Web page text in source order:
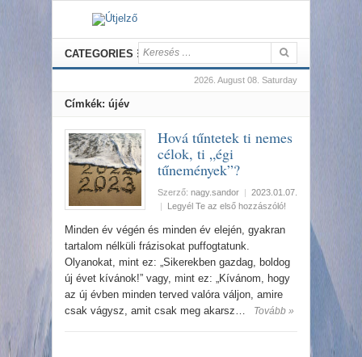
CATEGORIES
2026. August 08. Saturday
Címkék: újév
Hová tűntetek ti nemes
célok, ti „égi
tűnemények”?
Szerző: nagy.sandor | 2023.01.07.
|
Legyél Te az első hozzászóló!
Minden év végén és minden év elején, gyakran
tartalom nélküli frázisokat puffogtatunk.
Olyanokat, mint ez: „Sikerekben gazdag, boldog
új évet kívánok!” vagy, mint ez: „Kívánom, hogy
az új évben minden terved valóra váljon, amire
csak vágysz, amit csak meg akarsz…
Tovább »